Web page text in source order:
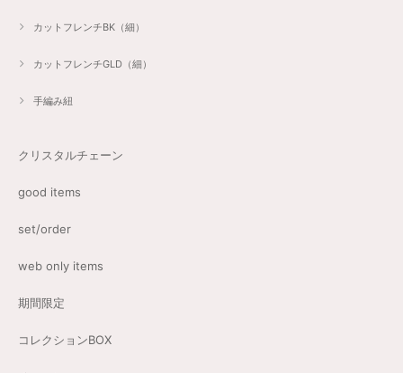
カットフレンチBK（細）
カットフレンチGLD（細）
手編み紐
クリスタルチェーン
good items
set/order
web only items
期間限定
コレクションBOX